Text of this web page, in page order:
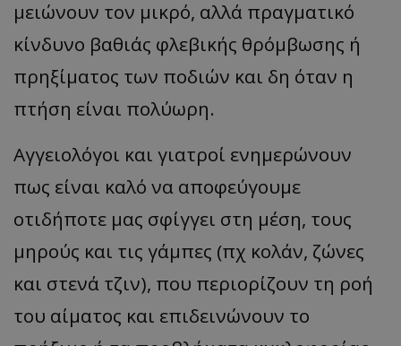
μειώνουν τον μικρό, αλλά πραγματικό
κίνδυνο βαθιάς φλεβικής θρόμβωσης ή
πρηξίματος των ποδιών και δη όταν η
πτήση είναι πολύωρη.
Αγγειολόγοι και γιατροί ενημερώνουν
πως είναι καλό να αποφεύγουμε
οτιδήποτε μας σφίγγει στη μέση, τους
μηρούς και τις γάμπες (πχ κολάν, ζώνες
και στενά τζιν), που περιορίζουν τη ροή
του αίματος και επιδεινώνουν το